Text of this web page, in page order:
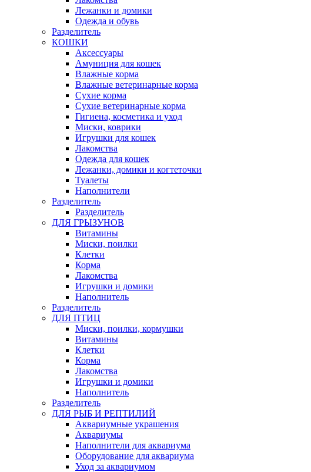
Лежанки и домики
Одежда и обувь
Разделитель
КОШКИ
Аксессуары
Амуниция для кошек
Влажные корма
Влажные ветеринарные корма
Сухие корма
Сухие ветеринарные корма
Гигиена, косметика и уход
Миски, коврики
Игрушки для кошек
Лакомства
Одежда для кошек
Лежанки, домики и когтеточки
Туалеты
Наполнители
Pазделитель
Разделитель
ДЛЯ ГРЫЗУНОВ
Витамины
Миски, поилки
Клетки
Корма
Лакомства
Игрушки и домики
Наполнитель
Разделитель
ДЛЯ ПТИЦ
Миски, поилки, кормушки
Витамины
Клетки
Корма
Лакомства
Игрушки и домики
Наполнитель
Разделитель
ДЛЯ РЫБ И РЕПТИЛИЙ
Аквариумные украшения
Аквариумы
Наполнители для аквариума
Оборудование для аквариума
Уход за аквариумом